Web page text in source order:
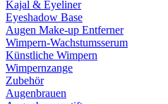
Kajal & Eyeliner
Eyeshadow Base
Augen Make-up Entferner
Wimpern-Wachstumsserum
Künstliche Wimpern
Wimpernzange
Zubehör
Augenbrauen